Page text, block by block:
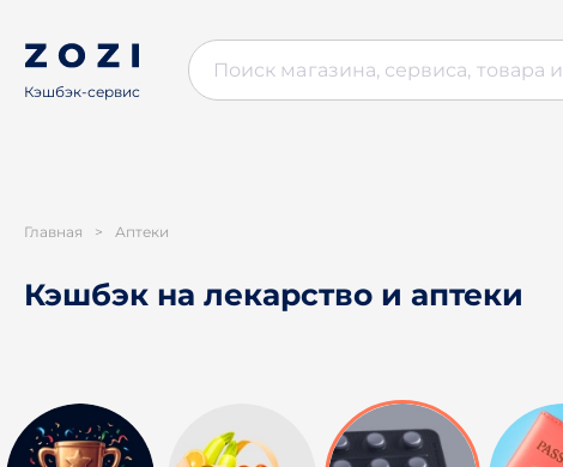
Кэшбэк-сервис
Главная > Аптеки
Кэшбэк на лекарство и аптеки